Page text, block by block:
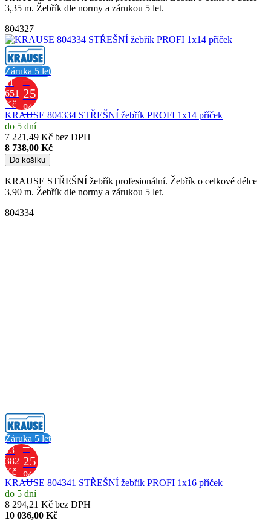
3,35 m. Žebřík dle normy a zárukou 5 let.
804327
Záruka 5 let
11
651
Kč
–
25
%
KRAUSE 804334 STŘEŠNÍ žebřík PROFI 1x14 příček
do 5 dní
7 221,49 Kč bez DPH
8 738,00 Kč
Do košíku
KRAUSE STŘEŠNÍ žebřík profesionální. Žebřík o celkové délce
3,90 m. Žebřík dle normy a zárukou 5 let.
804334
Záruka 5 let
13
382
Kč
–
25
%
KRAUSE 804341 STŘEŠNÍ žebřík PROFI 1x16 příček
do 5 dní
8 294,21 Kč bez DPH
10 036,00 Kč